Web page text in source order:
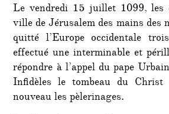
Le vendredi 15 juillet 1099, les
ville de Jérusalem des mains des
quitté l’Europe occidentale
effectué une interminable et
répondre à l’appel du pape
Infidèles le tombeau du
nouveau les pèlerinages.